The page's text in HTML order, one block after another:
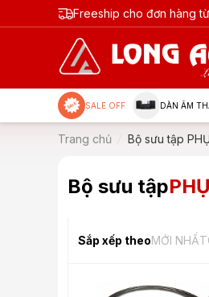
Freeship cho đơn hàng
SALE OFF DÀN ÂM
Trang chủ Bộ sưu tập
Bộ sưu tập
Sắp xếp theoMỚI NHẤT